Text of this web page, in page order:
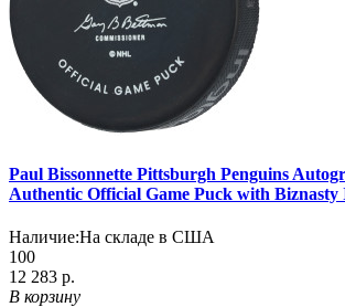
Paul Bissonnette Pittsburgh Penguins
Authentic Official Game Puck with Biznasty
Наличие:На складе в США
100
12 283 р.
В корзину